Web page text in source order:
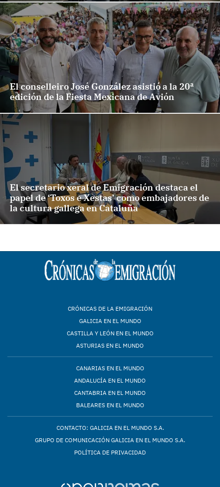
El conselleiro José González asistió a la 20ª
edición de la Fiesta Mexicana de Avión
El secretario xeral de Emigración destaca el
papel de ‘Toxos e Xestas’ como embajadores de
la cultura gallega en Cataluña
CRÓNICAS DE LA EMIGRACIÓN
GALICIA EN EL MUNDO
CASTILLA Y LEÓN EN EL MUNDO
ASTURIAS EN EL MUNDO
CANARIAS EN EL MUNDO
ANDALUCÍA EN EL MUNDO
CANTABRIA EN EL MUNDO
BALEARES EN EL MUNDO
CONTACTO: GALICIA EN EL MUNDO S.A.
GRUPO DE COMUNICACIÓN GALICIA EN EL MUNDO S.A.
POLÍTICA DE PRIVACIDAD